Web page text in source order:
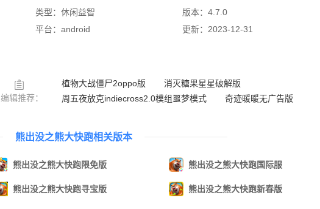
类型： 休闲益智 版本： 4.7.0
平台： android 更新： 2023-12-31
编辑推荐：
植物大战僵尸2oppo版
消灭糖果星星破解版
周五夜放克indiecross2.0模组噩梦模式
奇迹暖暖无广告版
罗斯方块
熊出没之熊大快跑相关版本
熊出没之熊大快跑限免版 熊出没之熊大快跑国际服
熊出没之熊大快跑寻宝版 熊出没之熊大快跑新春版